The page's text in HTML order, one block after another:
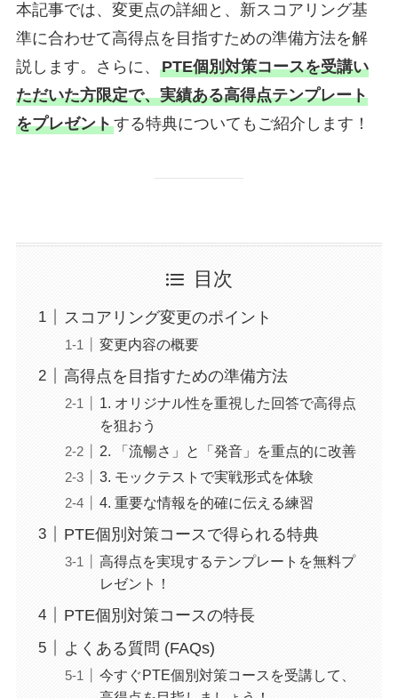
本記事では、変更点の詳細と、新スコアリング基
準に合わせて高得点を目指すための準備方法を解
説します。さらに、 PTE個別対策コースを受講い
ただいた方限定で、実績ある高得点テンプレート
をプレゼントする特典についてもご紹介します！
目次
スコアリング変更のポイント
変更内容の概要
高得点を目指すための準備方法
1. オリジナル性を重視した回答で高得点
を狙おう
2. 「流暢さ」と「発音」を重点的に改善
3. モックテストで実戦形式を体験
4. 重要な情報を的確に伝える練習
PTE個別対策コースで得られる特典
高得点を実現するテンプレートを無料プ
レゼント！
PTE個別対策コースの特長
よくある質問 (FAQs)
今すぐPTE個別対策コースを受講して、